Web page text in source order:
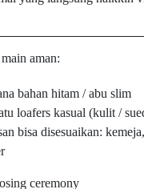
aman:
bahan hitam / abu slim
loafers kasual (kulit /
bisa disesuaikan:
ceremony